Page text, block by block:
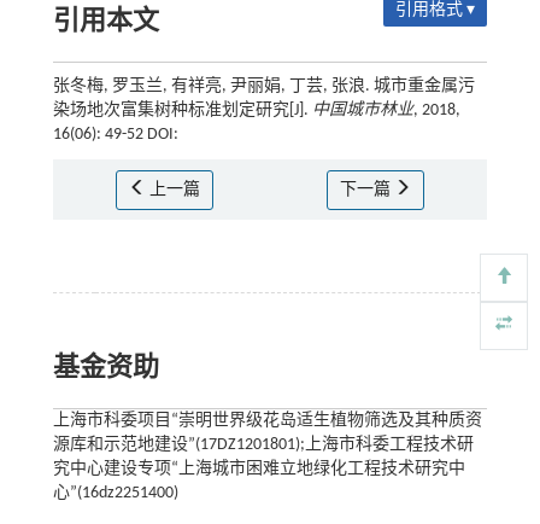
引用本文 引用格式 ▾
张冬梅, 罗玉兰, 有祥亮, 尹丽娟, 丁芸, 张浪. 城市重金属污
染场地次富集树种标准划定研究[J]. 中国城市林业, 2018,
16(06): 49-52 DOI:
上一篇 下一篇
基金资助
上海市科委项目“崇明世界级花岛适生植物筛选及其种质资
源库和示范地建设”(17DZ1201801);上海市科委工程技术研
究中心建设专项“上海城市困难立地绿化工程技术研究中
心”(16dz2251400)